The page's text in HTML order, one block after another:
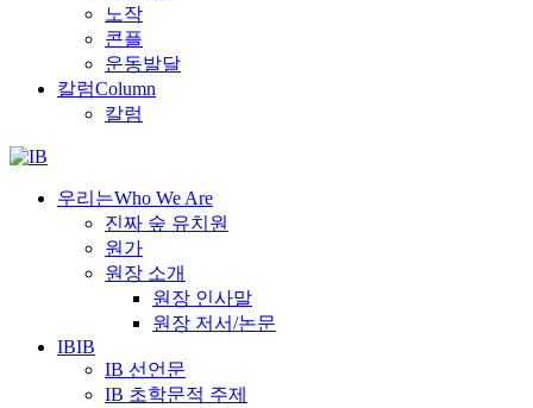
노작
콘플
운동발달
칼럼Column
칼럼
우리는Who We Are
진짜 숲 유치원
원가
원장 소개
원장 인사말
원장 저서/논문
IBIB
IB 선언문
IB 초학문적 주제